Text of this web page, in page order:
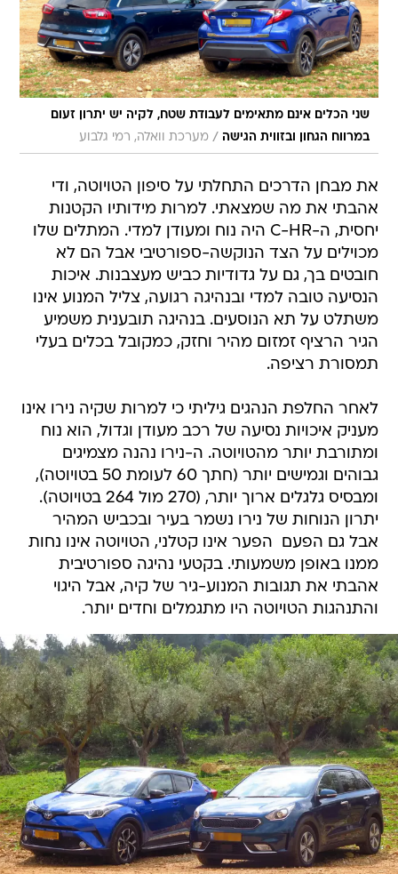
שני הכלים אינם מתאימים לעבודת שטח, לקיה יש יתרון זעום
במרווח הגחון ובזווית הגישה / מערכת וואלה, רמי גלבוע
את מבחן הדרכים התחלתי על סיפון הטויוטה, ודי
אהבתי את מה שמצאתי. למרות מידותיו הקטנות
יחסית, ה-C-HR היה נוח ומעודן למדי. המתלים שלו
מכוילים על הצד הנוקשה-ספורטיבי אבל הם לא
חובטים בך, גם על גדודיות כביש מעצבנות. איכות
הנסיעה טובה למדי ובנהיגה רגועה, צליל המנוע אינו
משתלט על תא הנוסעים. בנהיגה תובענית משמיע
הגיר הרציף זמזום מהיר וחזק, כמקובל בכלים בעלי
תמסורת רציפה.
לאחר החלפת הנהגים גיליתי כי למרות שקיה נירו אינו
מעניק איכויות נסיעה של רכב מעודן וגדול, הוא נוח
ומתורבת יותר מהטויוטה. ה-נירו נהנה מצמיגים
גבוהים וגמישים יותר (חתך 60 לעומת 50 בטויוטה),
ומבסיס גלגלים ארוך יותר, (270 מול 264 בטויוטה).
יתרון הנוחות של נירו נשמר בעיר ובכביש המהיר
אבל גם הפעם  הפער אינו קטלני, הטויוטה אינו נחות
ממנו באופן משמעותי. בקטעי נהיגה ספורטיבית
אהבתי את תגובות המנוע-גיר של קיה, אבל היגוי
והתנהגות הטויוטה היו מתגמלים וחדים יותר.